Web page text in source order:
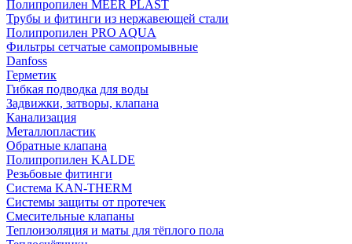
Полипропилен MEER PLAST
Трубы и фитинги из нержавеющей стали
Полипропилен PRO AQUA
Фильтры сетчатые самопромывные
Danfoss
Герметик
Гибкая подводка для воды
Задвижки, затворы, клапана
Канализация
Металлопластик
Обратные клапана
Полипропилен KALDE
Резьбовые фитинги
Система KAN-THERM
Системы защиты от протечек
Смесительные клапаны
Теплоизоляция и маты для тёплого пола